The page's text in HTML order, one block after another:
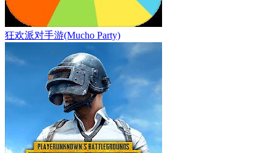
狂欢派对手游(Mucho Party)